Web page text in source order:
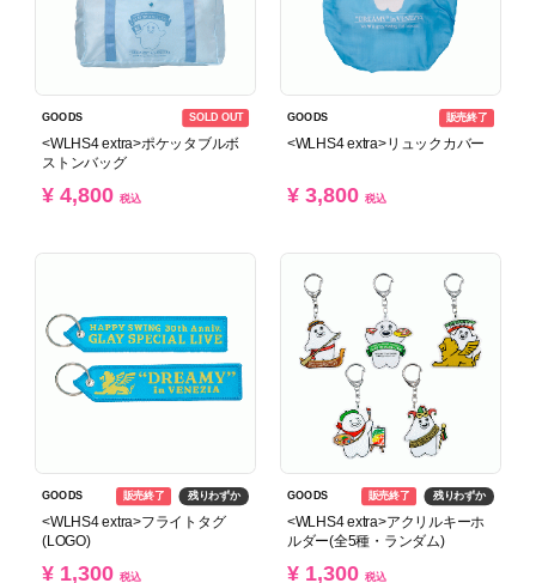
SOLD OUT
GOODS
<WLHS4 extra>ポケッタブルボ
ストンバッグ
¥ 4,800 税込
販売終了
GOODS
<WLHS4 extra>リュックカバー
¥ 3,800 税込
販売終了 残りわずか
GOODS
<WLHS4 extra>フライトタグ
(LOGO)
¥ 1,300 税込
販売終了 残りわずか
GOODS
<WLHS4 extra>アクリルキーホ
ルダー(全5種・ランダム)
¥ 1,300 税込